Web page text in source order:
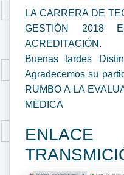
LA CARRERA DE
GESTIÓN 2018
ACREDITACIÓN.
Buenas tardes
Agradecemos su
RUMBO A LA
MÉDICA